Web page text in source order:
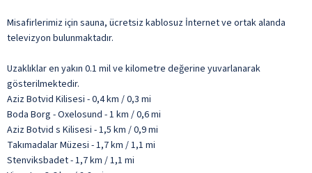
Misafirlerimiz için sauna, ücretsiz kablosuz İnternet ve ortak alanda
televizyon bulunmaktadır.
Uzaklıklar en yakın 0.1 mil ve kilometre değerine yuvarlanarak
gösterilmektedir.
Aziz Botvid Kilisesi - 0,4 km / 0,3 mi
Boda Borg - Oxelosund - 1 km / 0,6 mi
Aziz Botvid s Kilisesi - 1,5 km / 0,9 mi
Takımadalar Müzesi - 1,7 km / 1,1 mi
Stenviksbadet - 1,7 km / 1,1 mi